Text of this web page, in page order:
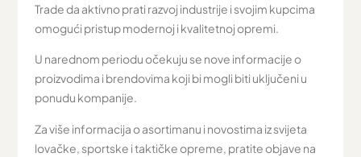
Trade da aktivno prati razvoj industrije i svojim kupcima
omogući pristup modernoj i kvalitetnoj opremi.
U narednom periodu očekuju se nove informacije o
proizvodima i brendovima koji bi mogli biti uključeni u
ponudu kompanije.
Za više informacija o asortimanu i novostima iz svijeta
lovačke, sportske i taktičke opreme, pratite objave na